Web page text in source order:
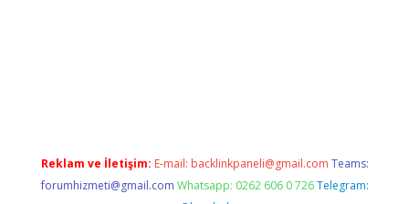
Reklam ve İletişim: E-mail: backlinkpaneli@gmail.com Teams:
forumhizmeti@gmail.com Whatsapp: 0262 606 0 726 Telegram: